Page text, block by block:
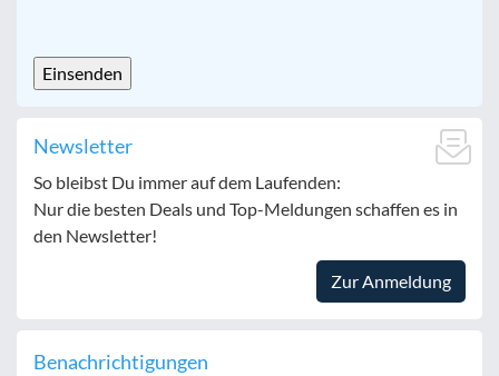
Newsletter
So bleibst Du immer auf dem Laufenden:
Nur die besten Deals und Top-Meldungen schaffen es in
den Newsletter!
Zur Anmeldung
Benachrichtigungen